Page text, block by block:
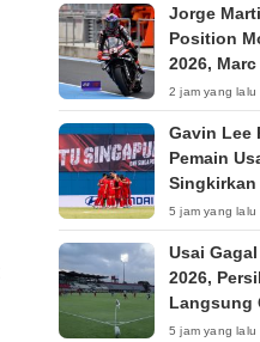
Jorge
Position
2026,
dari Baris
2 jam yang lalu
Gavin Lee
Pemain
Singkirkan
dari Piala
5 jam yang lalu
Usai
2026,
Langsung
Ikuti
5 jam yang lalu